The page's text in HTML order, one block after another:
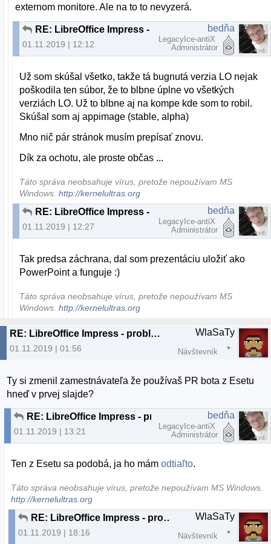
externom monitore. Ale na to to nevyzerá.
01.11.2019 | 12:12
bedňa
LegacyIce-antiX
Administrátor
Už som skúšal všetko, takže tá bugnutá verzia LO nejak
poškodila ten súbor, že to blbne úplne vo všetkých
verziách LO. Už to blbne aj na kompe kde som to robil.
Skúšal som aj appimage (stable, alpha)
Mno nič pár stránok musím prepísať znovu.
Dík za ochotu, ale proste občas ...
Táto správa neobsahuje vírus, pretože nepoužívam MS
Windows.http://kernelultras.org
01.11.2019 | 12:27
bedňa
LegacyIce-antiX
Administrátor
Tak predsa záchrana, dal som prezentáciu uložiť ako
PowerPoint a funguje :)
Táto správa neobsahuje vírus, pretože nepoužívam MS
Windows.http://kernelultras.org
RE: LibreOffice Impress - problém po prenesení na druhý komp
01.11.2019 | 01:56
WlaSaTy
Návštevník
Ty si zmenil zamestnávateľa že používaš PR bota z Esetu
hneď v prvej slajde?
01.11.2019 | 13:21
bedňa
LegacyIce-antiX
Administrátor
Ten z Esetu sa podobá, ja ho mámodtiaľto.
Táto správa neobsahuje vírus, pretože nepoužívam MS Windows.
http://kernelultras.org
RE: LibreOffice Impress - problém po prenesení na druhý komp
01.11.2019 | 18:16
WlaSaTy
Návštevník